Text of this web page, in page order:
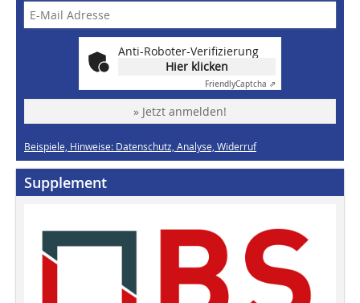
Anti-Roboter-Verifizierung
Hier klicken
FriendlyCaptcha ⇗
» Jetzt anmelden!
Beispiele, Hinweise: Datenschutz, Analyse, Widerruf
Supplement